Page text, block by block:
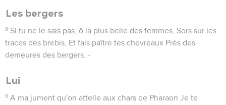
Les bergers
8 Si tu ne le sais pas, ô la plus belle des femmes, Sors sur les
traces des brebis, Et fais paître tes chevreaux Près des
demeures des bergers. -
Lui
9 A ma jument qu'on attelle aux chars de Pharaon Je te